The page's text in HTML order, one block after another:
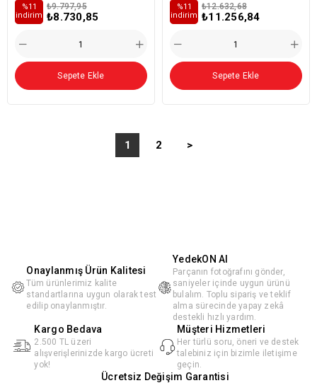
₺8.730,85
₺9.797,95
%11
i̇ndirim
Sepete Ekle
₺11.256,84
₺12.632,68
%11
i̇ndirim
Sepete Ekle
1 2 >
Onaylanmış Ürün Kalitesi
Tüm ürünlerimiz kalite
standartlarına uygun olarak test
edilip onaylanmıştır.
YedekON AI
Parçanın fotoğrafını gönder,
saniyeler içinde uygun ürünü
bulalım. Toplu sipariş ve teklif
alma sürecinde yapay zekâ
destekli hızlı yardım.
Kargo Bedava
2.500 TL üzeri
alışverişlerinizde kargo ücreti
yok!
Müşteri Hizmetleri
Her türlü soru, öneri ve destek
talebiniz için bizimle iletişime
geçin.
Ücretsiz Değişim Garantisi